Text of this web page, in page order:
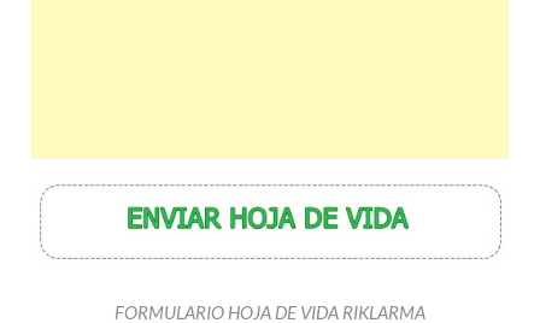
FORMULARIO HOJA DE VIDA RIKLARMA